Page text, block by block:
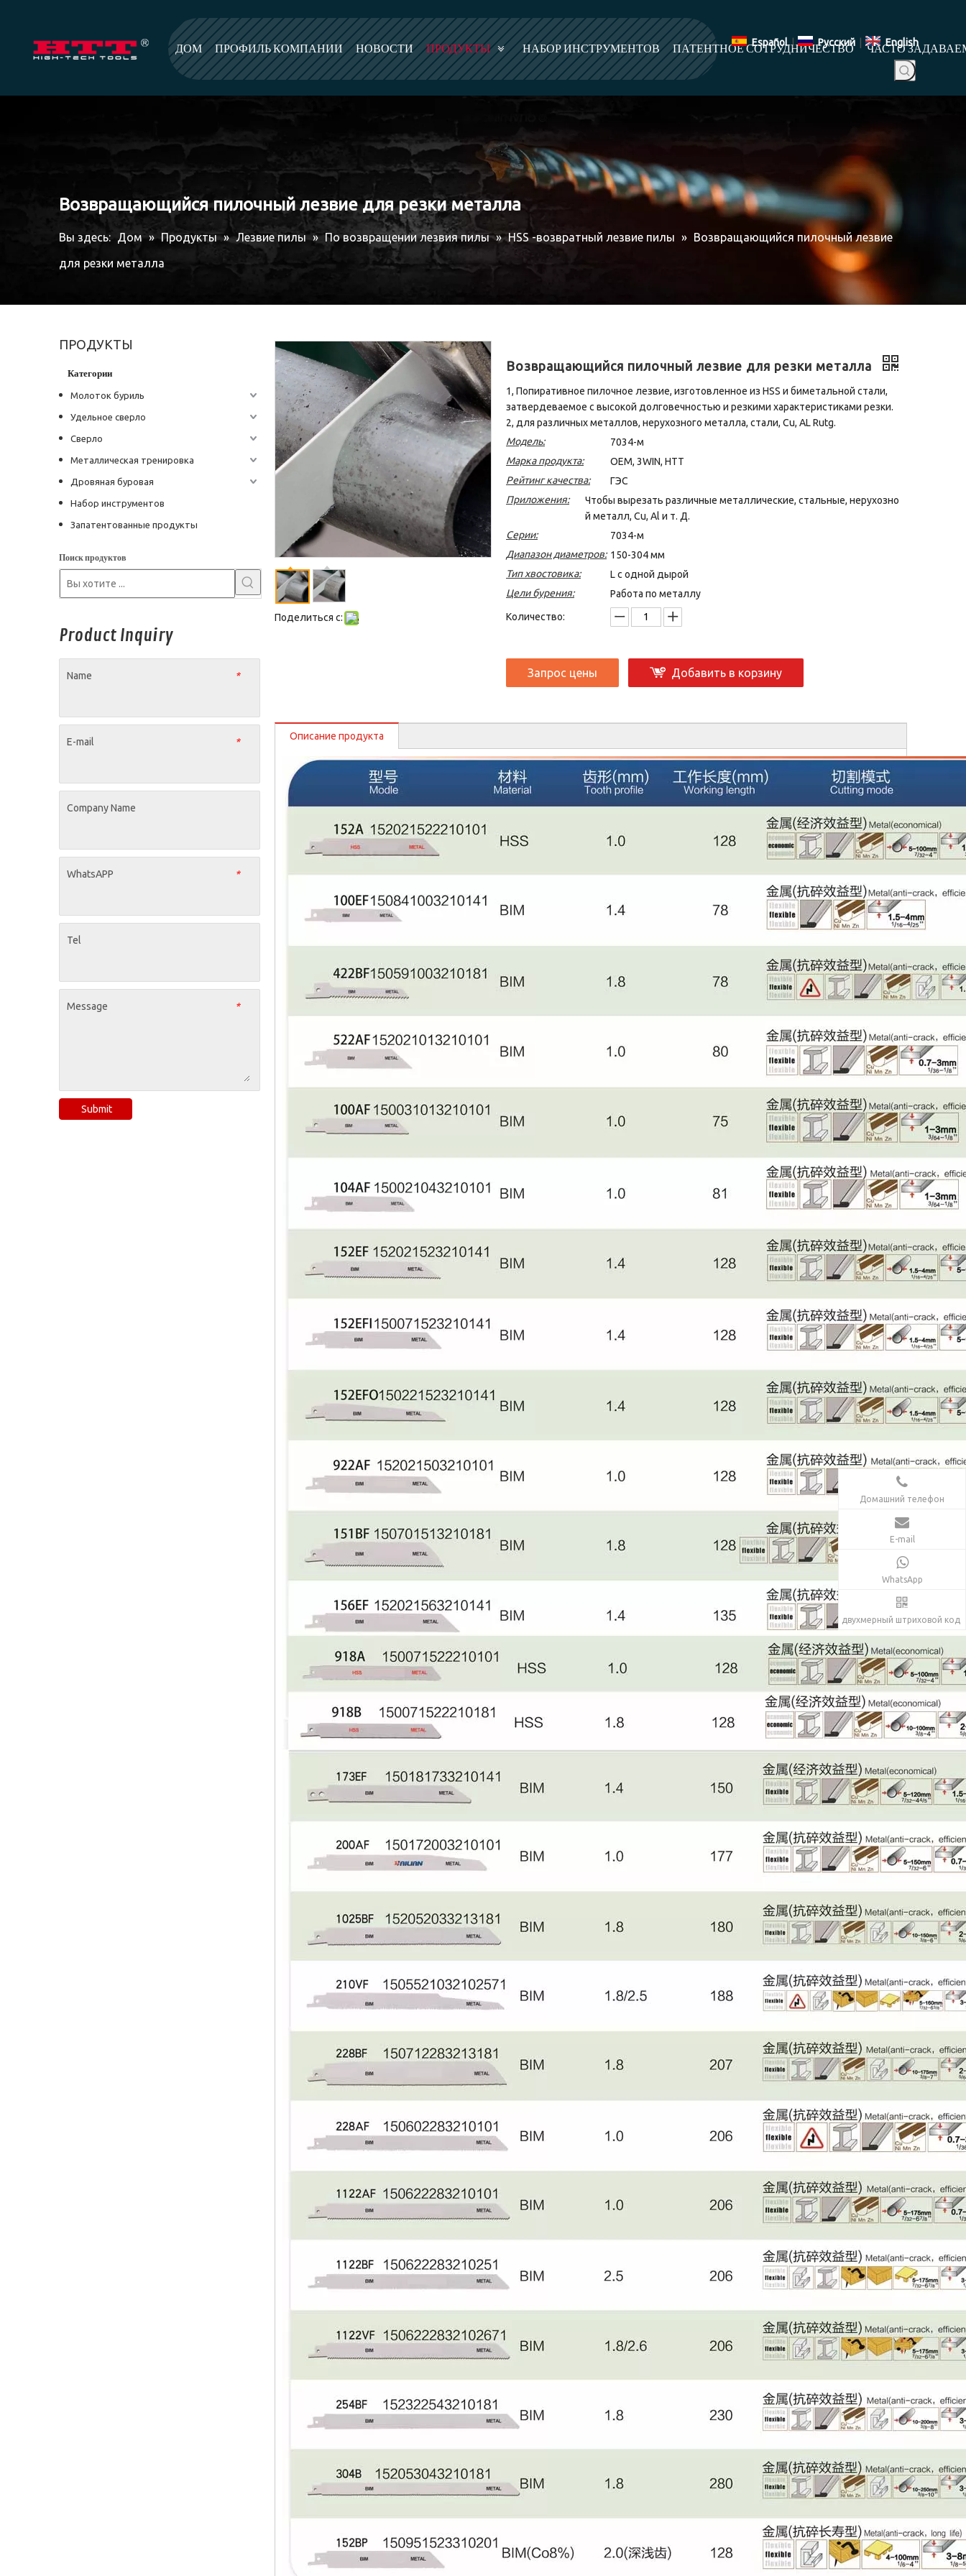
ДОМ ПРОФИЛЬ КОМПАНИИ НОВОСТИ ПРОДУКТЫ НАБОР ИНСТРУМЕНТОВ ПАТЕНТНОЕ СОТРУДНИЧЕСТВО ЧАСТО
Español | Pусский English
Возвращающийся пилочный лезвие для резки металла
Вы здесь: Дом » Продукты » Лезвие пилы » По возвращении лезвия пилы » HSS -возвратный лезвие пилы » Возвращающийся пилочный лезвие
для резки металла
ПРОДУКТЫ
Категории
Молоток буриль
Удельное сверло
Сверло
Металлическая тренировка
Дровяная буровая
Набор инструментов
Запатентованные продукты
Поиск продуктов
Product Inquiry
*
Name
*
E-mail
Company Name
*
WhatsAPP
Tel
*
Message
Submit
Поделиться с:
Возвращающийся пилочный лезвие для резки металла
1, Попиративное пилочное лезвие, изготовленное из HSS и биметальной стали,
затвердеваемое с высокой долговечностью и резкими характеристиками резки.
2, для различных металлов, нерухозного металла, стали, Cu, AL Rutg.
Модель:
7034-м
Марка продукта:
OEM, 3WIN, HTT
Рейтинг качества:
ГЭС
Приложения:
Чтобы вырезать различные металлические, стальные, нерухозно
й металл, Cu, Al и т. Д.
Серии:
7034-м
Диапазон диаметров: 150-304 мм
Тип хвостовика:
L с одной дырой
Цели бурения:
Работа по металлу
Количество:
Запрос цены Добавить в корзину
Описание продукта
Домашний телефон
E-mail
WhatsApp
двухмерный штриховой код